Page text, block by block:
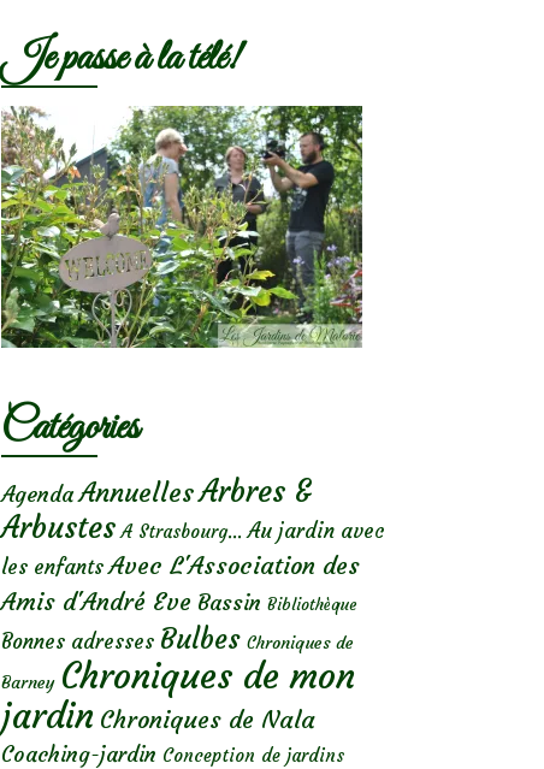
Je passe à la télé!
Catégories
Agenda AnnuellesArbres &
Arbustes A Strasbourg... Au jardin avec
les enfants Avec L'Association des
Amis d'André Eve Bassin Bibliothèque
Bonnes adresses Bulbes Chroniques de
Barney Chroniques de mon
jardin Chroniques de Nala
Coaching-jardin Conception de jardins